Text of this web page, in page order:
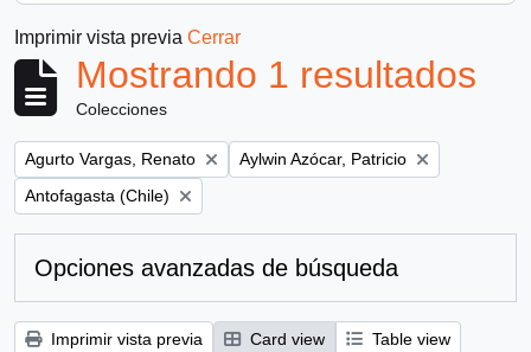
Imprimir vista previa Cerrar
Mostrando 1 resultados
Colecciones
Remove filter:
Agurto Vargas, Renato Remove filter:
Aylwin Azócar, Patricio
Remove filter:
Antofagasta (Chile)
Opciones avanzadas de búsqueda
Imprimir vista previa Card view
Table view